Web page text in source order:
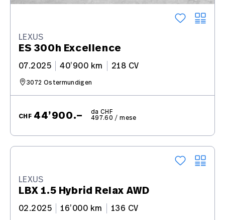
LEXUS
ES 300h Excellence
07.2025 40’900 km 218 CV
3072 Ostermundigen
CHF 44’900.– da CHF
497.60 / mese
LEXUS
LBX 1.5 Hybrid Relax AWD
02.2025 16’000 km 136 CV